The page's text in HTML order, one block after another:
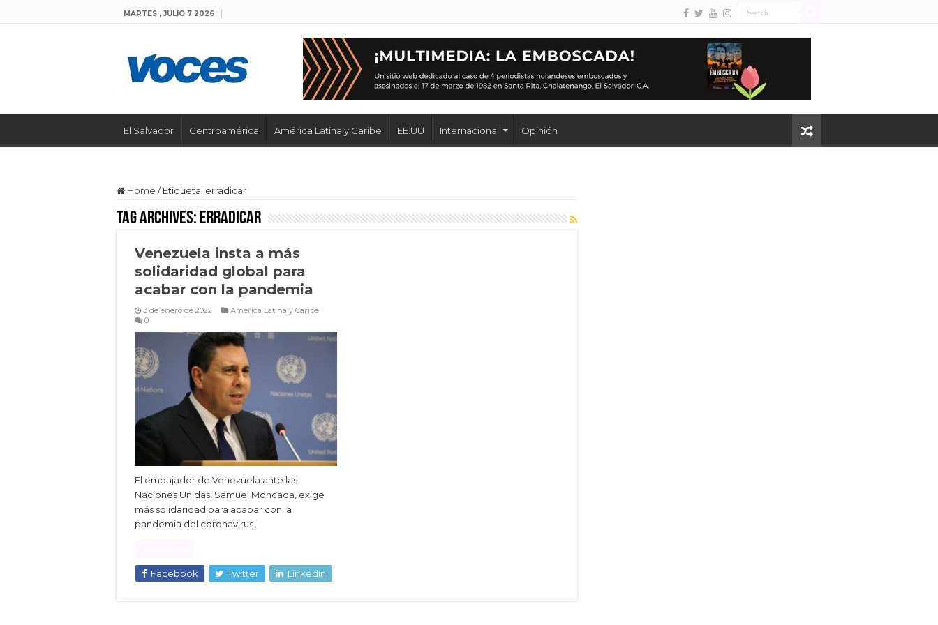
MARTES , JULIO 7 2026
El Salvador Centroamérica América Latina y Caribe EE.UU Internacional Opinión
Home / Etiqueta: erradicar
Tag Archives: erradicar
Venezuela insta a más
solidaridad global para
acabar con la pandemia
3 de enero de 2022
América Latina y Caribe
0
El embajador de Venezuela ante las
Naciones Unidas, Samuel Moncada, exige
más solidaridad para acabar con la
pandemia del coronavirus.
Facebook Twitter LinkedIn